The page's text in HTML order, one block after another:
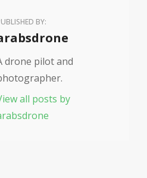
BY:
drone pilot and
all posts by